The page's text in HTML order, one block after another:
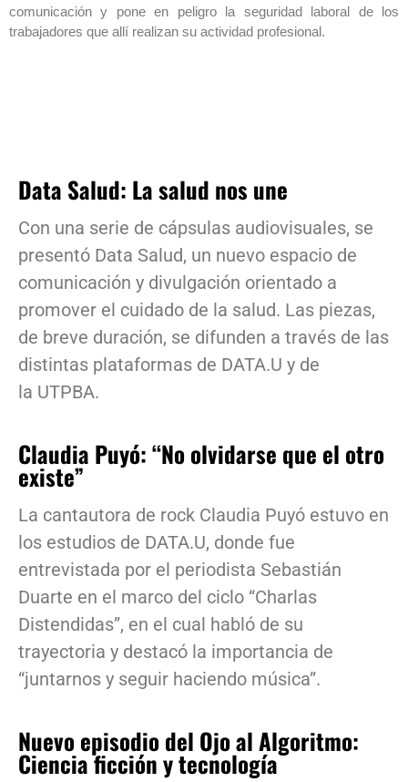
comunicación y pone en peligro la seguridad laboral de los
trabajadores que allí realizan su actividad profesional.
Data Salud: La salud nos une
Con una serie de cápsulas audiovisuales, se
presentó Data Salud, un nuevo espacio de
comunicación y divulgación orientado a
promover el cuidado de la salud. Las piezas,
de breve duración, se difunden a través de las
distintas plataformas de DATA.U y de
la UTPBA.
Claudia Puyó: “No olvidarse que el otro
existe”
La cantautora de rock Claudia Puyó estuvo en
los estudios de DATA.U, donde fue
entrevistada por el periodista Sebastián
Duarte en el marco del ciclo “Charlas
Distendidas”, en el cual habló de su
trayectoria y destacó la importancia de
“juntarnos y seguir haciendo música”.
Nuevo episodio del Ojo al Algoritmo:
Ciencia ficción y tecnología